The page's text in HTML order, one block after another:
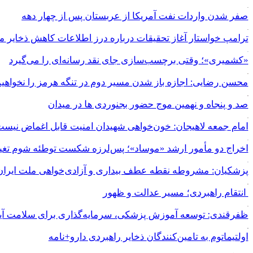
صفر شدن واردات نفت آمریکا از عربستان پس از چهار دهه
ترامپ خواستار آغاز تحقیقات درباره درز اطلاعات کاهش
«کشمیری»؛ وقتی برچسب‌سازی جای نقد رسانه‌ای را می‌گیرد
محسن رضایی: اجازه باز شدن مسیر دوم در تنگه هرمز را
صد و پنجاه و نهمین موج حضور بجنوردی ها در میدان
امام جمعه لاهیجان: خون‌خواهی شهیدان امنیت قابل اغماض
اخراج دو مأمور ارشد «موساد»؛ پس‌لرزه شکست توطئه شوم
پزشکیان: مشروطه نقطه عطف بیداری و آزادی‌خواهی ملت
انتقام راهبردی؛ مسیر عدالت و ظهور
ظفرقندی: توسعه آموزش پزشکی، سرمایه‌گذاری برای سلامت
اولتیماتوم به تامین‌کنندگان ذخایر راهبردی دارو+نامه